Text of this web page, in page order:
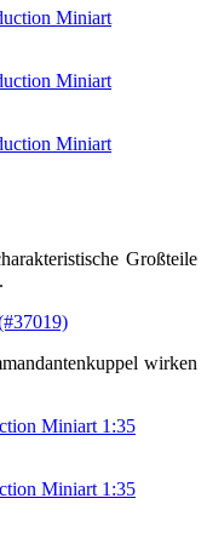
Großteile
wirken